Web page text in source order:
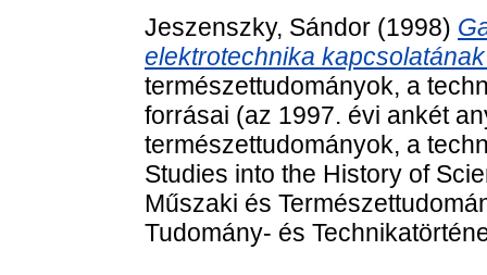
Jeszenszky, Sándor (1998)
elektrotechnika
természettudományok, a
forrásai (az 1997. évi ankét
természettudományok, a
Studies into the History of
Műszaki és
Tudomány- és